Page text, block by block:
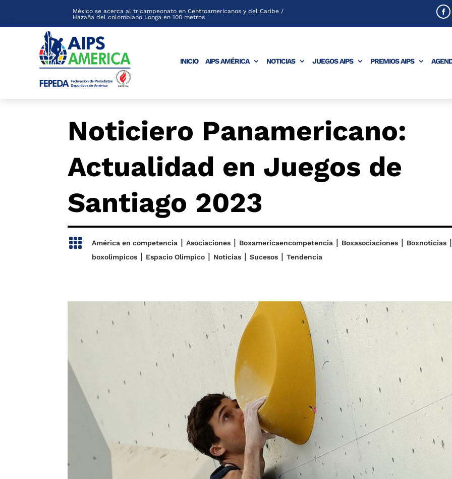
México se acerca al tricampeonato en Centroamericanos y del Caribe /
Hazaña del colombiano Longa en 100 metros
INICIO AIPS AMÉRICA NOTICIAS JUEGOS AIPS PREMIOS AIPS
Noticiero Panamericano:
Actualidad en Juegos de
Santiago 2023
 América en competencia| Asociaciones| Boxamericaencompetencia| Boxasociaciones| Boxnoticias|
boxolimpicos| Espacio Olimpico| Noticias| Sucesos| Tendencia